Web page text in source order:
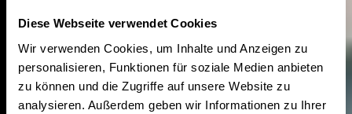
Diese Webseite verwendet Cookies
Wir verwenden Cookies, um Inhalte und Anzeigen zu
personalisieren, Funktionen für soziale Medien anbieten
zu können und die Zugriffe auf unsere Website zu
analysieren. Außerdem geben wir Informationen zu Ihrer